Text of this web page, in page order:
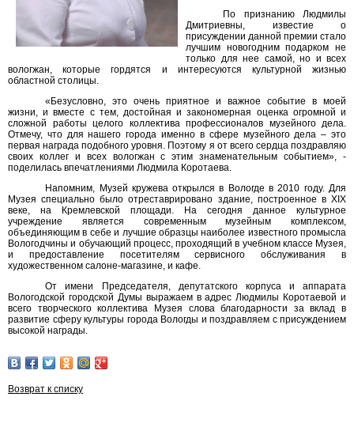
По признанию Людмилы
Дмитриевны, известие о
присуждении данной премии стало
лучшим новогодним подарком не
только для нее самой, но и всех
вологжан, которые гордятся и интересуются культурной жизнью
областной столицы.
«Безусловно, это очень приятное и важное событие в моей
жизни, и вместе с тем, достойная и закономерная оценка огромной и
сложной работы целого коллектива профессионалов музейного дела.
Отмечу, что для нашего города именно в сфере музейного дела – это
первая награда подобного уровня. Поэтому я от всего сердца поздравляю
своих коллег и всех вологжан с этим знаменательным событием», -
поделилась впечатлениями Людмила Коротаева.
Напомним, Музей кружева открылся в Вологде в 2010 году. Для
Музея специально было отреставрировано здание, построенное в XIX
веке, на Кремлевской площади. На сегодня данное культурное
учреждение является современным музейным комплексом,
объединяющим в себе и лучшие образцы наиболее известного промысла
Вологодчины и обучающий процесс, проходящий в учебном классе Музея,
и предоставление посетителям сервисного обслуживания в
художественном салоне-магазине, и кафе.
От имени Председателя, депутатского корпуса и аппарата
Вологодской городской Думы выражаем в адрес Людмилы Коротаевой и
всего творческого коллектива Музея слова благодарности за вклад в
развитие сферу культуры города Вологды и поздравляем с присуждением
высокой награды.
Возврат к списку